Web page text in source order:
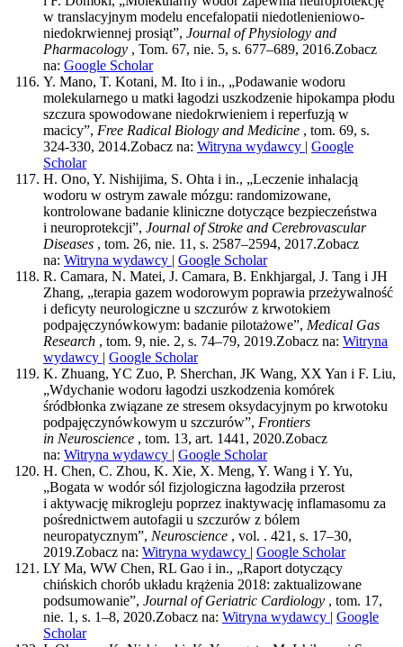
w translacyjnym modelu encefalopatii niedotlenieniowo-
niedokrwiennej prosiąt”, Journal of Physiology and
Pharmacology , Tom. 67, nie. 5, s. 677–689, 2016.Zobacz
na: Google Scholar
Y. Mano, T. Kotani, M. Ito i in., „Podawanie wodoru
molekularnego u matki łagodzi uszkodzenie hipokampa płodu
szczura spowodowane niedokrwieniem i reperfuzją w
macicy”, Free Radical Biology and Medicine , tom. 69, s.
324-330, 2014.Zobacz na: Witryna wydawcy | Google
Scholar
H. Ono, Y. Nishijima, S. Ohta i in., „Leczenie inhalacją
wodoru w ostrym zawale mózgu: randomizowane,
kontrolowane badanie kliniczne dotyczące bezpieczeństwa
i neuroprotekcji”, Journal of Stroke and Cerebrovascular
Diseases , tom. 26, nie. 11, s. 2587–2594, 2017.Zobacz
na: Witryna wydawcy | Google Scholar
R. Camara, N. Matei, J. Camara, B. Enkhjargal, J. Tang i JH
Zhang, „terapia gazem wodorowym poprawia przeżywalność
i deficyty neurologiczne u szczurów z krwotokiem
podpajęczynówkowym: badanie pilotażowe”, Medical Gas
Research , tom. 9, nie. 2, s. 74–79, 2019.Zobacz na: Witryna
wydawcy | Google Scholar
K. Zhuang, YC Zuo, P. Sherchan, JK Wang, XX Yan i F. Liu,
„Wdychanie wodoru łagodzi uszkodzenia komórek
śródbłonka związane ze stresem oksydacyjnym po krwotoku
podpajęczynówkowym u szczurów”, Frontiers
in Neuroscience , tom. 13, art. 1441, 2020.Zobacz
na: Witryna wydawcy | Google Scholar
H. Chen, C. Zhou, K. Xie, X. Meng, Y. Wang i Y. Yu,
„Bogata w wodór sól fizjologiczna łagodziła przerost
i aktywację mikrogleju poprzez inaktywację inflamasomu za
pośrednictwem autofagii u szczurów z bólem
neuropatycznym”, Neuroscience , vol. . 421, s. 17–30,
2019.Zobacz na: Witryna wydawcy | Google Scholar
LY Ma, WW Chen, RL Gao i in., „Raport dotyczący
chińskich chorób układu krążenia 2018: zaktualizowane
podsumowanie”, Journal of Geriatric Cardiology , tom. 17,
nie. 1, s. 1–8, 2020.Zobacz na: Witryna wydawcy | Google
Scholar